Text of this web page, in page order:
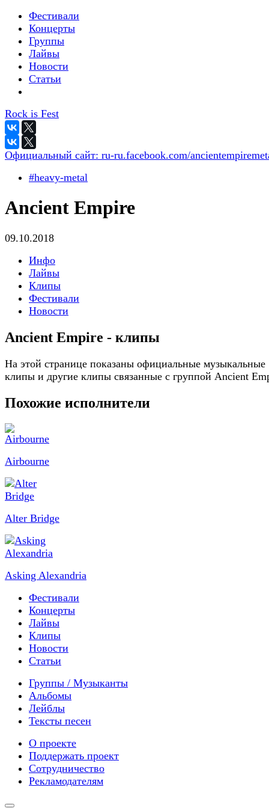
Фестивали
Концерты
Группы
Лайвы
Новости
Статьи
Rock is Fest
Официальный сайт: ru-ru.facebook.com/
#heavy-metal
Ancient Empire
09.10.2018
Инфо
Лайвы
Клипы
Фестивали
Новости
Ancient Empire - клипы
На этой странице показаны официальные музыкальные
клипы и другие клипы связанные с группой Ancient
Похожие исполнители
Airbourne
Alter Bridge
Asking Alexandria
Фестивали
Концерты
Лайвы
Клипы
Новости
Статьи
Группы / Музыканты
Альбомы
Лейблы
Тексты песен
О проекте
Поддержать проект
Сотрудничество
Рекламодателям